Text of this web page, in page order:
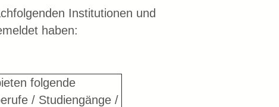
Institutionen und
haben:
folgende
/ Studiengänge /